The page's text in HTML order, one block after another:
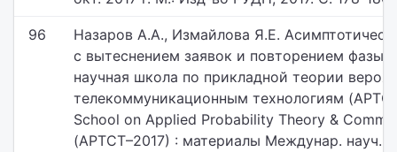
96
Назаров А.А., Измайлова Я.Е.
с вытеснением заявок и повторением фазы
научная школа по прикладной теории
телекоммуникационным технологиям
School on Applied Probability Theory &
(АPTCT–2017) : материалы Междунар. науч.